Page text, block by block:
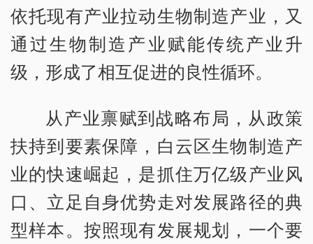
依托现有产业拉动生物制造产业，又
通过生物制造产业赋能传统产业升
级，形成了相互促进的良性循环。
从产业禀赋到战略布局，从政策
扶持到要素保障，白云区生物制造产
业的快速崛起，是抓住万亿级产业风
口、立足自身优势走对发展路径的典
型样本。按照现有发展规划，一个要